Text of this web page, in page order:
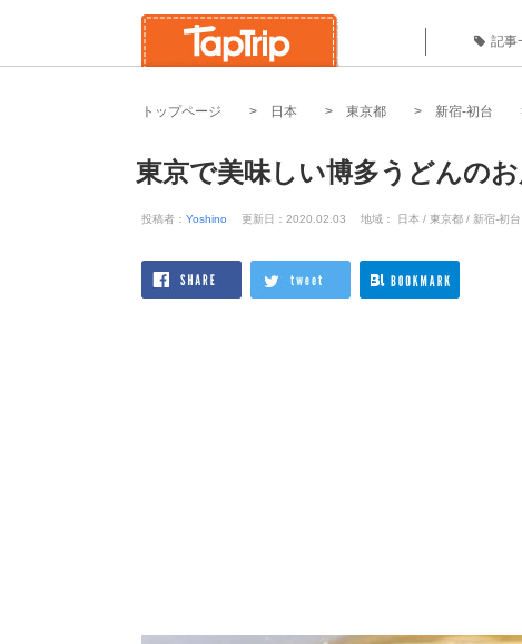
記事
トップページ 日本 東京都 新宿-初台
東京で美味しい博多うどんの
投稿者： Yoshino 更新日：2020.02.03 地域： 日本 / 東京都 / 新宿-初台